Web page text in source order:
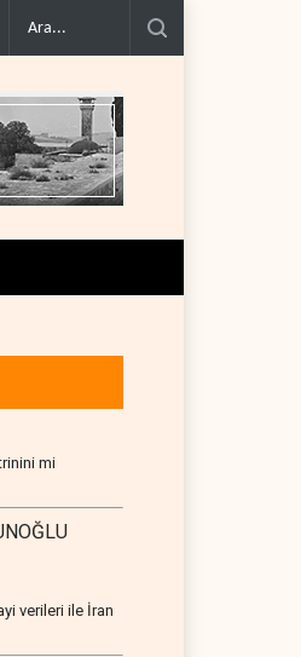
Suudi petrol tankerini vurdu..
mi
verileri ile İran